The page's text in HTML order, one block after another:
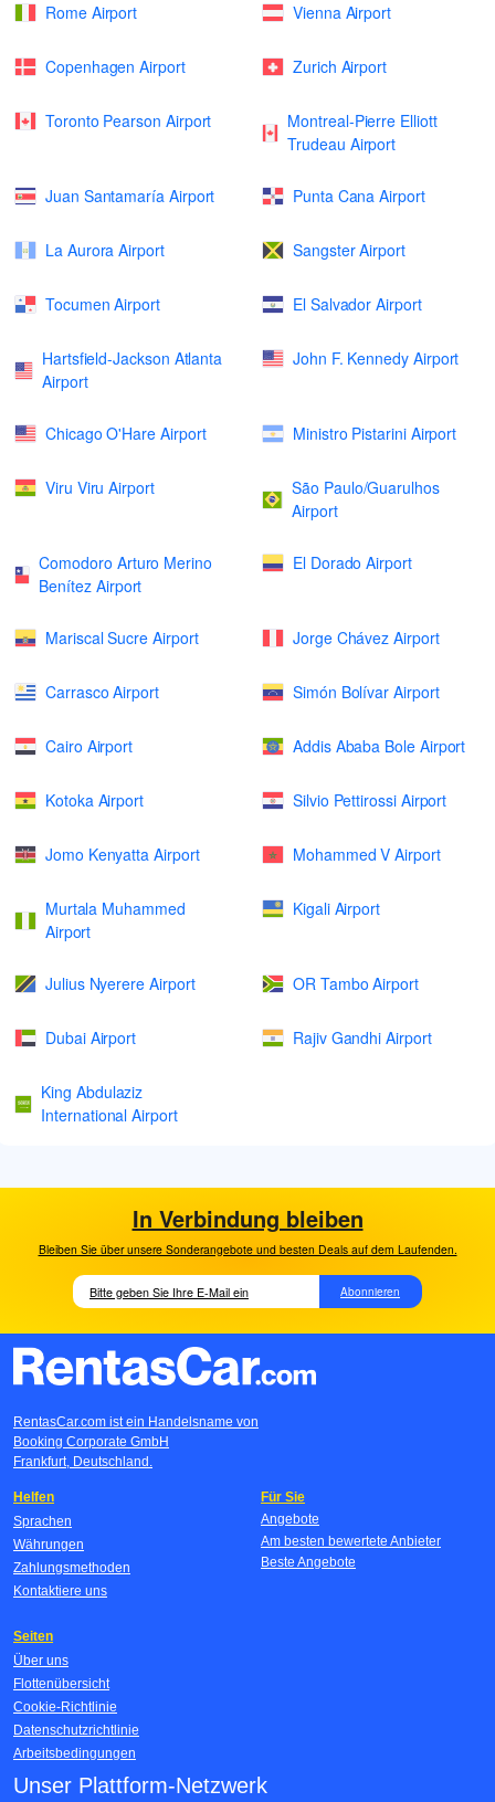
Rome Airport Vienna Airport
Copenhagen Airport Zurich Airport
Toronto Pearson Airport
Montreal-Pierre Elliott
Trudeau Airport
Juan Santamaría Airport Punta Cana Airport
La Aurora Airport Sangster Airport
Tocumen Airport El Salvador Airport
Hartsfield-Jackson Atlanta
Airport
John F. Kennedy Airport
Chicago O'Hare Airport Ministro Pistarini Airport
Viru Viru Airport
São Paulo/Guarulhos
Airport
Comodoro Arturo Merino
Benítez Airport
El Dorado Airport
Mariscal Sucre Airport Jorge Chávez Airport
Carrasco Airport Simón Bolívar Airport
Cairo Airport Addis Ababa Bole Airport
Kotoka Airport Silvio Pettirossi Airport
Jomo Kenyatta Airport Mohammed V Airport
Murtala Muhammed
Airport
Kigali Airport
Julius Nyerere Airport OR Tambo Airport
Dubai Airport Rajiv Gandhi Airport
King Abdulaziz
International Airport
In Verbindung bleiben
Bleiben Sie über unsere Sonderangebote und besten Deals auf dem Laufenden.
Abonnieren
RentasCar.com ist ein Handelsname von
Booking Corporate GmbH
Frankfurt, Deutschland.
Helfen
Sprachen
Währungen
Zahlungsmethoden
Kontaktiere uns
Für Sie
Angebote
Am besten bewertete Anbieter
Beste Angebote
Seiten
Über uns
Flottenübersicht
Cookie-Richtlinie
Datenschutzrichtlinie
Arbeitsbedingungen
Unser Plattform-Netzwerk